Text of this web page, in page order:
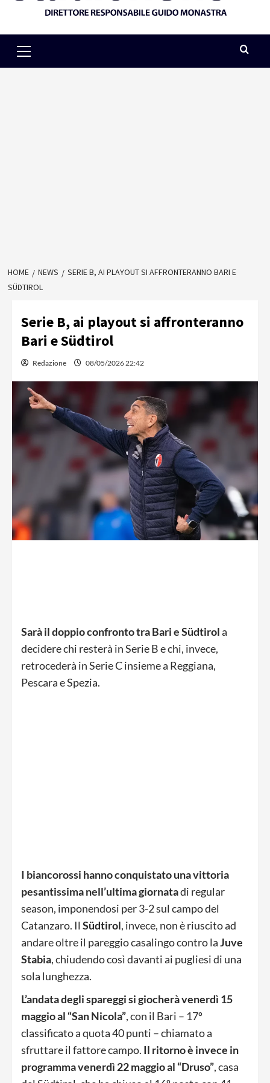
Menu
HOME NEWS
SERIE B, AI PLAYOUT SI AFFRONTERANNO BARI E
SÜDTIROL
Serie B, ai playout si affronteranno
Bari e Südtirol
Redazione 08/05/2026 22:42
Sarà il doppio confronto tra Bari e Südtirola
decidere chi resterà in Serie B e chi, invece,
retrocederà in Serie C insieme a Reggiana,
Pescara e Spezia.
I biancorossi hanno conquistato una vittoria
pesantissima nell’ultima giornatadi regular
season, imponendosi per 3-2 sul campo del
Catanzaro. Il Südtirol, invece, non è riuscito ad
andare oltre il pareggio casalingo contro laJuve
Stabia, chiudendo così davanti ai pugliesi di una
sola lunghezza.
L’andata degli spareggi si giocherà venerdì 15
maggio al “San Nicola”, con il Bari – 17º
classificato a quota 40 punti – chiamato a
sfruttare il fattore campo. Il ritorno è invece in
programma venerdì 22 maggio al “Druso”, casa